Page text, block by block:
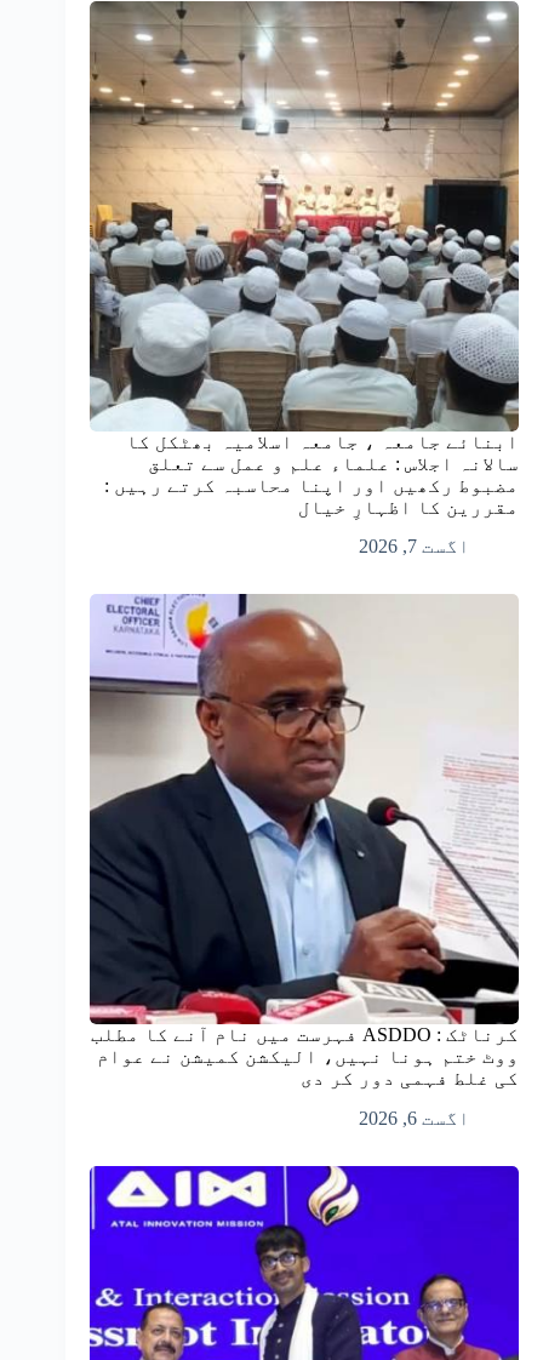
ابنائے جامعہ ، جامعہ اسلامیہ بھٹکل کا
سالانہ اجلاس : علماء علم و عمل سے تعلق
مضبوط رکھیں اور اپنا محاسبہ کرتے رہیں :
مقررین کا اظہارِ خیال
اگست 7, 2026
کرناٹک : ASDDO فہرست میں نام آنے کا مطلب
ووٹ ختم ہونا نہیں، الیکشن کمیشن نے عوام
کی غلط فہمی دور کر دی
اگست 6, 2026